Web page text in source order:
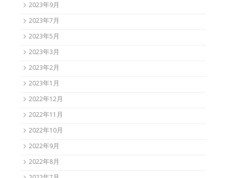
2023年9月
2023年7月
2023年5月
2023年3月
2023年2月
2023年1月
2022年12月
2022年11月
2022年10月
2022年9月
2022年8月